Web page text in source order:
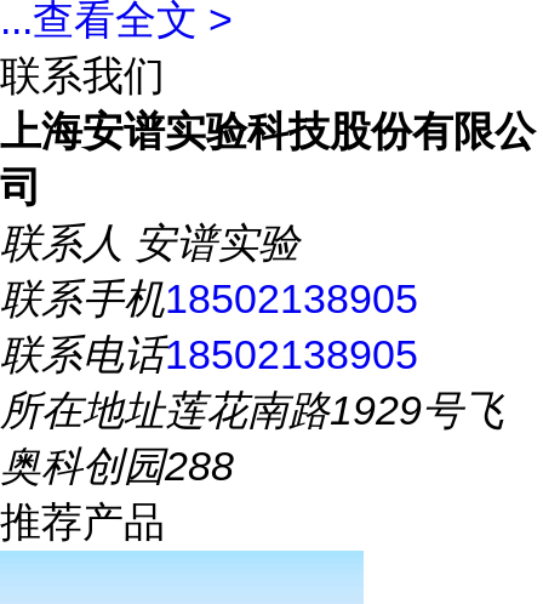
...查看全文 >
联系我们
上海安谱实验科技股份有限公
司
联系人 安谱实验
联系手机18502138905
联系电话18502138905
所在地址莲花南路1929号飞
奥科创园288
推荐产品